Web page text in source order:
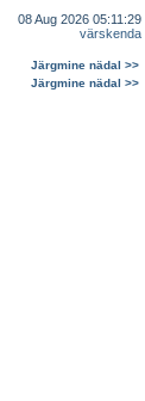
08 Aug 2026 05:11:29
värskenda
Järgmine nädal >>
Järgmine nädal >>